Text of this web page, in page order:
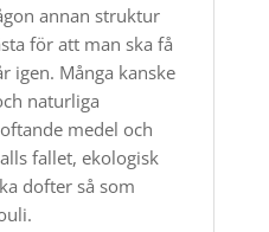
annan struktur
för att man ska få
igen.​ Många kanske
naturliga
medel och
fallet, ekologisk
dofter så som